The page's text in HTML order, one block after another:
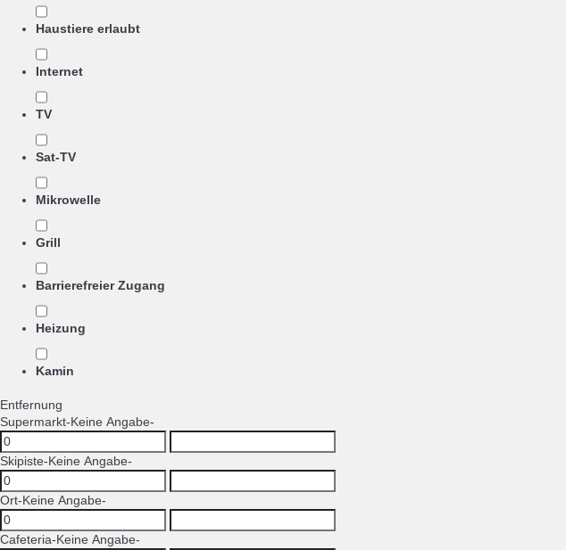
Haustiere erlaubt
Internet
TV
Sat-TV
Mikrowelle
Grill
Barrierefreier Zugang
Heizung
Kamin
Entfernung
Supermarkt-Keine Angabe-
Skipiste-Keine Angabe-
Ort-Keine Angabe-
Cafeteria-Keine Angabe-